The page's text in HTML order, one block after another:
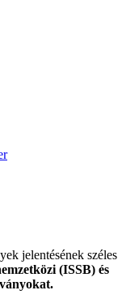
jelentésének széles
(ISSB) és